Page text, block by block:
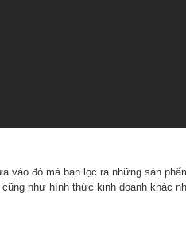
vào đó mà bạn lọc ra những sản
như hình thức kinh doanh khác